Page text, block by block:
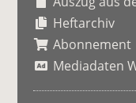
Heftarchiv
Abonnement
Mediadaten